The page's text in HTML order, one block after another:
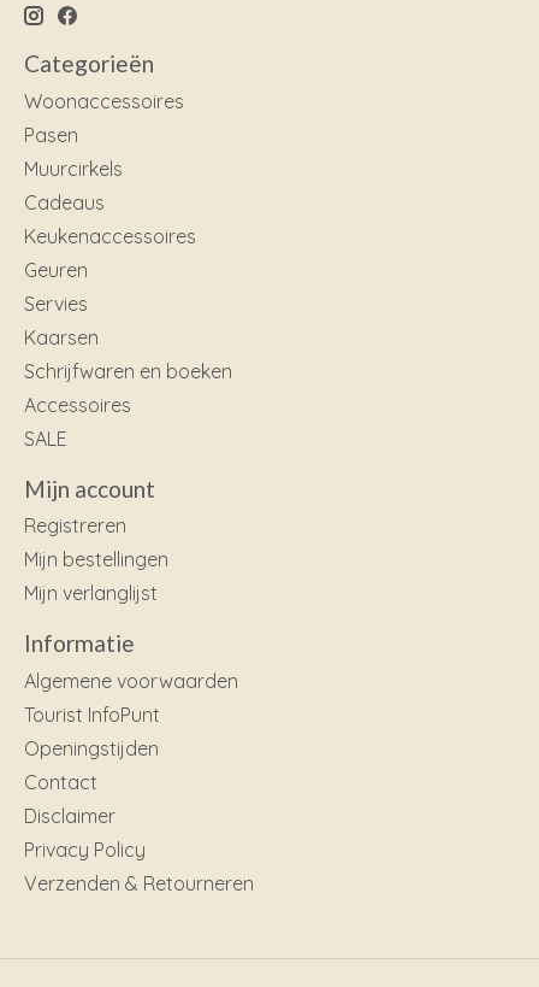
Categorieën
Woonaccessoires
Pasen
Muurcirkels
Cadeaus
Keukenaccessoires
Geuren
Servies
Kaarsen
Schrijfwaren en boeken
Accessoires
SALE
Mijn account
Registreren
Mijn bestellingen
Mijn verlanglijst
Informatie
Algemene voorwaarden
Tourist InfoPunt
Openingstijden
Contact
Disclaimer
Privacy Policy
Verzenden & Retourneren